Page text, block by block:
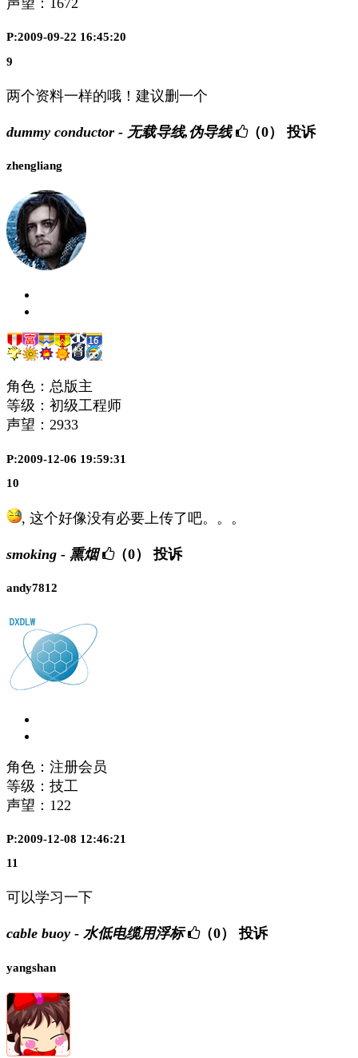
声望： 1672
P:2009-09-22 16:45:20
9
两个资料一样的哦！建议删一个
dummy conductor - 无载导线,伪导线 （0） 投诉
zhengliang
角色：总版主
等级：初级工程师
声望： 2933
P:2009-12-06 19:59:31
10
, 这个好像没有必要上传了吧。。。
smoking - 熏烟 （0） 投诉
andy7812
角色：注册会员
等级：技工
声望： 122
P:2009-12-08 12:46:21
11
可以学习一下
cable buoy - 水低电缆用浮标 （0） 投诉
yangshan